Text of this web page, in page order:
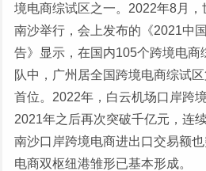
境电商综试区之一。2022年8月，
南沙举行，会上发布的《2021中
告》显示，在国内105个跨境电商
队中，广州居全国跨境电商综试
首位。2022年，白云机场口岸跨
2021年之后再次突破千亿元，连
南沙口岸跨境电商进出口交易额
电商双枢纽港雏形已基本形成。